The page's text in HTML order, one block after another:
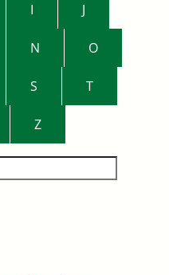
I J
N O
S T
Z